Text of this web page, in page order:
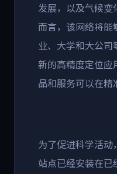
发展，以及气候
而言，该网络将
业、大学和大公
新的高精度定位应
品和服务可以在精
为了促进科学活动
站点已经安装在